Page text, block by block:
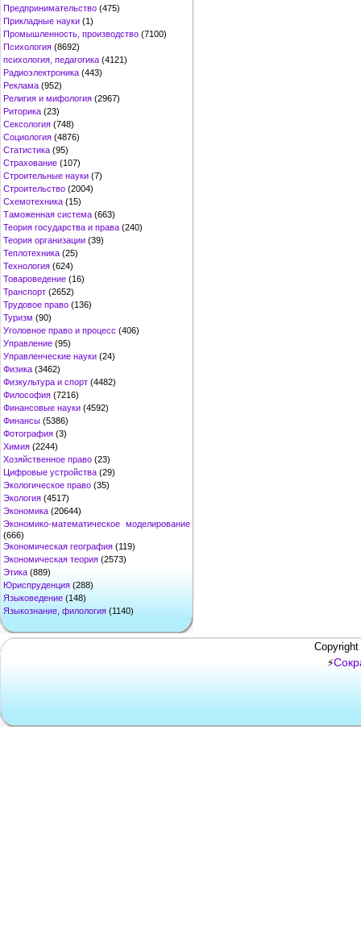
Предпринимательство (475)
Прикладные науки (1)
Промышленность, производство (7100)
Психология (8692)
психология, педагогика (4121)
Радиоэлектроника (443)
Реклама (952)
Религия и мифология (2967)
Риторика (23)
Сексология (748)
Социология (4876)
Статистика (95)
Страхование (107)
Строительные науки (7)
Строительство (2004)
Схемотехника (15)
Таможенная система (663)
Теория государства и права (240)
Теория организации (39)
Теплотехника (25)
Технология (624)
Товароведение (16)
Транспорт (2652)
Трудовое право (136)
Туризм (90)
Уголовное право и процесс (406)
Управление (95)
Управленческие науки (24)
Физика (3462)
Физкультура и спорт (4482)
Философия (7216)
Финансовые науки (4592)
Финансы (5386)
Фотография (3)
Химия (2244)
Хозяйственное право (23)
Цифровые устройства (29)
Экологическое право (35)
Экология (4517)
Экономика (20644)
Экономико-математическое моделирование
(666)
Экономическая география (119)
Экономическая теория (2573)
Этика (889)
Юриспруденция (288)
Языковедение (148)
Языкознание, филология (1140)
⚡